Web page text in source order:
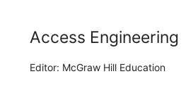
Access Engineering
Editor: McGraw Hill Education